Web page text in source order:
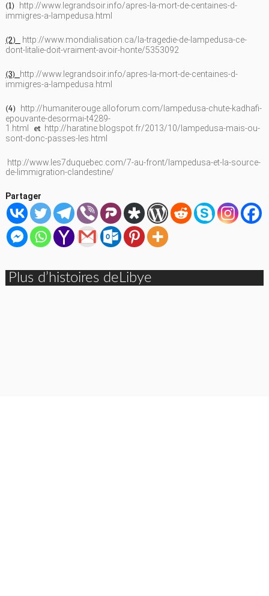
(1)
http://www.legrandsoir.info/apres-la-mort-de-centaines-d-
immigres-a-lampedusa.html
(2)
http://www.mondialisation.ca/la-tragedie-de-lampedusa-ce-
dont-litalie-doit-vraiment-avoir-honte/5353092
(3)
http://www.legrandsoir.info/apres-la-mort-de-centaines-d-
immigres-a-lampedusa.html
(4)
http://humaniterouge.alloforum.com/lampedusa-chute-kadhafi-
epouvante-desormai-t4289-
1.html
et http://haratine.blogspot.fr/2013/10/lampedusa-mais-ou-
sont-donc-passes-les.html
http://www.les7duquebec.com/7-au-front/lampedusa-et-la-source-
de-limmigration-clandestine/
Partager
Plus d’histoires deLibye